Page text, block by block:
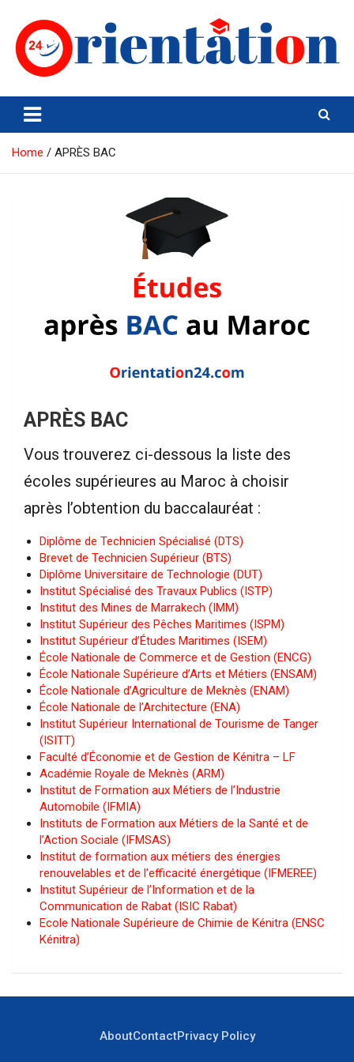
content
Orientation24
Emploi et Orientation au Maroc
Home APRÈS BAC
APRÈS BAC
Vous trouverez ci-dessous la liste des
écoles supérieures au Maroc à choisir
après l’obtention du baccalauréat :
Diplôme de Technicien Spécialisé (DTS)
Brevet de Technicien Supérieur (BTS)
Diplôme Universitaire de Technologie (DUT)
Institut Spécialisé des Travaux Publics (ISTP)
Institut des Mines de Marrakech (IMM)
Institut Supérieur des Pêches Maritimes (ISPM)
Institut Supérieur d’Études Maritimes (ISEM)
École Nationale de Commerce et de Gestion (ENCG)
École Nationale Supérieure d’Arts et Métiers (ENSAM)
École Nationale d’Agriculture de Meknès (ENAM)
École Nationale de l’Architecture (ENA)
Institut Supérieur International de Tourisme de Tanger
(ISITT)
Faculté d’Économie et de Gestion de Kénitra – LF
Académie Royale de Meknès (ARM)
Institut de Formation aux Métiers de l’Industrie
Automobile (IFMIA)
Instituts de Formation aux Métiers de la Santé et de
l’Action Sociale (IFMSAS)
Institut de formation aux métiers des énergies
renouvelables et de l’efficacité énergétique (IFMEREE)
Institut Supérieur de l’Information et de la
Communication de Rabat (ISIC Rabat)
Ecole Nationale Supérieure de Chimie de Kénitra (ENSC
Kénitra)
AboutContactPrivacy Policy